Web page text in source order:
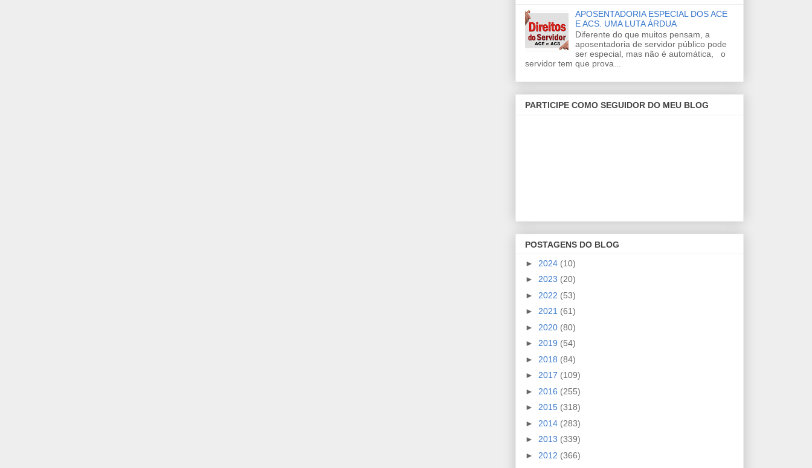
APOSENTADORIA ESPECIAL DOS ACE
E ACS. UMA LUTA ÁRDUA
Diferente do que muitos pensam, a
aposentadoria de servidor público pode
ser especial, mas não é automática, o
servidor tem que prova...
PARTICIPE COMO SEGUIDOR DO MEU BLOG
POSTAGENS DO BLOG
► 2024 (10)
► 2023 (20)
► 2022 (53)
► 2021 (61)
► 2020 (80)
► 2019 (54)
► 2018 (84)
► 2017 (109)
► 2016 (255)
► 2015 (318)
► 2014 (283)
► 2013 (339)
► 2012 (366)